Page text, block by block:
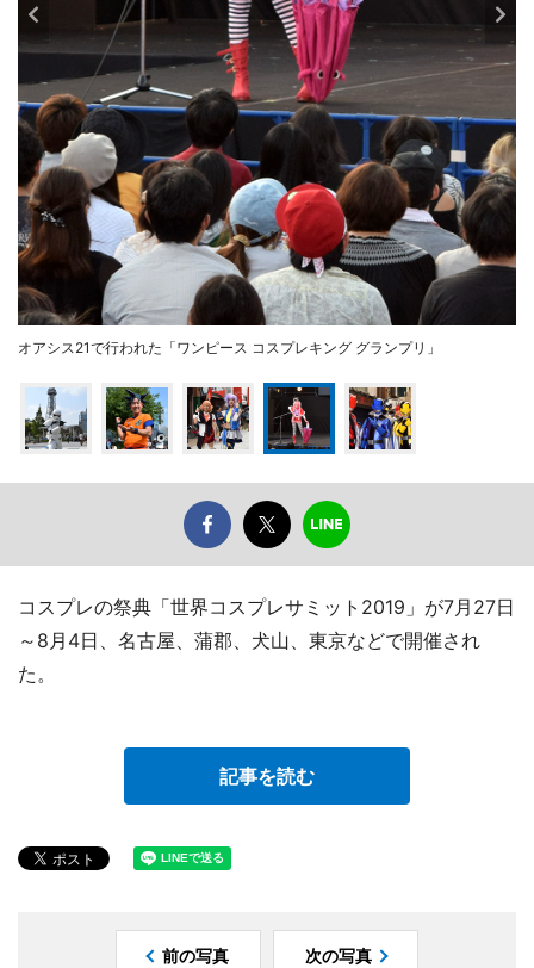
オアシス21で行われた「ワンピース コスプレキング グランプリ」
コスプレの祭典「世界コスプレサミット2019」が7月27日
～8月4日、名古屋、蒲郡、犬山、東京などで開催され
た。
記事を読む
前の写真 次の写真